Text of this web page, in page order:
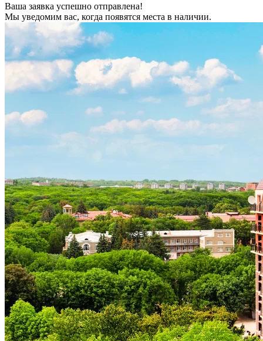
Ваша заявка успешно отправлена!
Мы уведомим вас, когда появятся места в наличии.